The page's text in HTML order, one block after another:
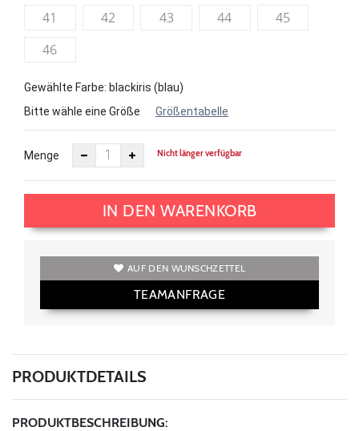
41
42 43 44
45
46
Gewählte Farbe: blackiris (blau)
Bitte wähle eine Größe
Größentabelle
Menge Nicht länger verfügbar
IN DEN WARENKORB
AUF DEN WUNSCHZETTEL
TEAMANFRAGE
PRODUKTDETAILS
PRODUKTBESCHREIBUNG: